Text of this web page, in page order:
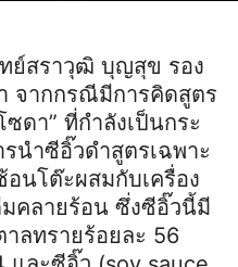
ย์สราวุฒิ บุญสุข รอง
จากกรณีมีการคิดสูตร
ดา” ที่กำลังเป็นกระ
นำซีอิ๊วดำสูตรเฉพาะ
นโต๊ะผสมกับเครื่อง
คลายร้อน ซึ่งซีอิ๊วนี้มี
ลทรายร้อยละ 56